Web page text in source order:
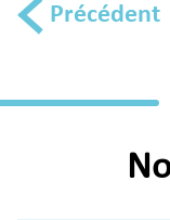
Précédent